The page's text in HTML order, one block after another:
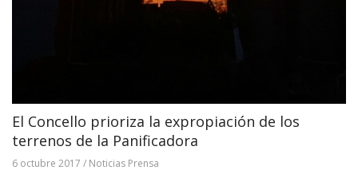
El Concello prioriza la expropiación de los
terrenos de la Panificadora
6 octubre 2017 / Noticias Prensa